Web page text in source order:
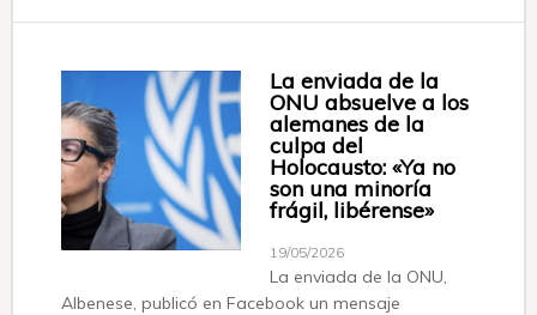
La enviada de la
ONU absuelve a los
alemanes de la
culpa del
Holocausto: «Ya no
son una minoría
frágil, libérense»
19/05/2026
La enviada de la ONU,
Albenese, publicó en Facebook un mensaje